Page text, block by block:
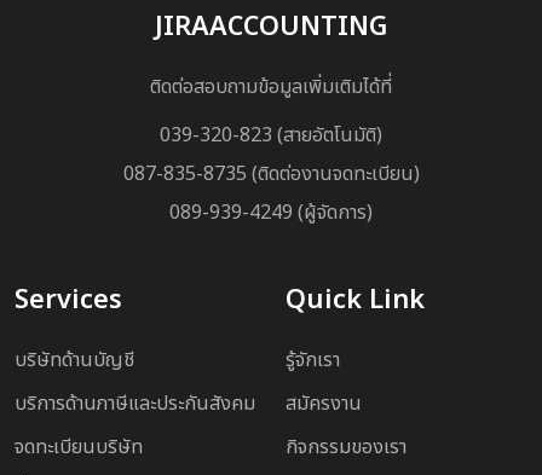
JIRAACCOUNTING
ติดต่อสอบถามข้อมูลเพิ่มเติมได้ที่
039-320-823 (สายอัตโนมัติ)
087-835-8735 (ติดต่องานจดทะเบียน)
089-939-4249 (ผู้จัดการ)
Services
บริษัทด้านบัญชี
บริการด้านภาษีและประกันสังคม
จดทะเบียนบริษัท
Quick Link
รู้จักเรา
สมัครงาน
กิจกรรมของเรา